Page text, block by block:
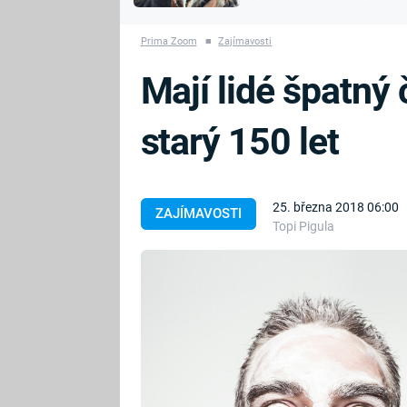
PRVNÍ SVĚTOVÁ
BRITSKÁ
KRÁLOVSKÁ
RODINA
Prima Zoom ■ Zajímavosti
ZAJÍMAVOSTI
25. března 2018 06:00
Topi Pigula
Mají lidé špatný
starý 150 let